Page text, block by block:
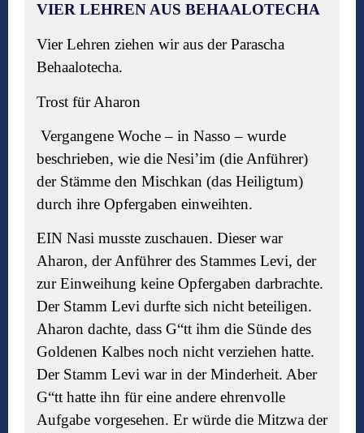
VIER LEHREN AUS BEHAALOTECHA
Vier Lehren ziehen wir aus der Parascha
Behaalotecha.
Trost für Aharon
Vergangene Woche – in Nasso– wurde
beschrieben, wie die Nesi’im (die Anführer)
der Stämme den Mischkan (das Heiligtum)
durch ihre Opfergaben einweihten.
EIN Nasi musste zuschauen. Dieser war
Aharon, der Anführer des Stammes Levi, der
zur Einweihung keine Opfergaben darbrachte.
Der Stamm Levi durfte sich nicht beteiligen.
Aharon dachte, dass G“tt ihm die Sünde des
Goldenen Kalbes noch nicht verziehen hatte.
Der Stamm Levi war in der Minderheit. Aber
G“tt hatte ihn für eine andere ehrenvolle
Aufgabe vorgesehen. Er würde die Mitzwa der